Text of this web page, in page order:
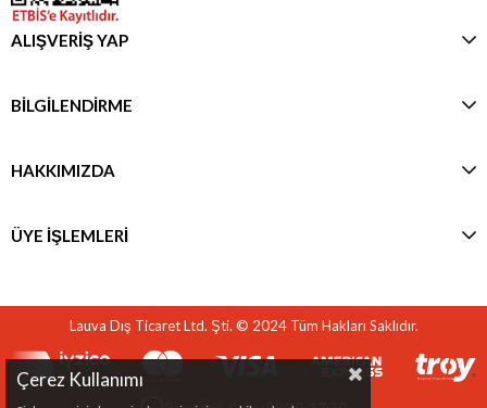
ALIŞVERİŞ YAP
BİLGİLENDİRME
HAKKIMIZDA
ÜYE İŞLEMLERİ
Lauva Dış Ticaret Ltd. Şti. © 2024 Tüm Hakları Saklıdır.
Çerez Kullanımı